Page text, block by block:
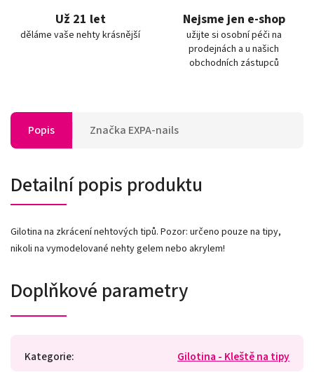
Už 21 let
děláme vaše nehty krásnější
Nejsme jen e-shop
užijte si osobní péči na
prodejnách a u našich
obchodních zástupců
Popis Značka EXPA-nails
Detailní popis produktu
Gilotina na zkrácení nehtových tipů. Pozor: určeno pouze na tipy,
nikoli na vymodelované nehty gelem nebo akrylem!
Doplňkové parametry
Kategorie: Gilotina - Kleště na tipy